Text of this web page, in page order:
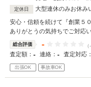
定休日
大型連休のみお休み
安心・信頼を続けて『創業５０
ありがとうの気持ちでご対応
総合評価 -
査定額： - 連絡： - 査定対応：
出張OK 事故車OK